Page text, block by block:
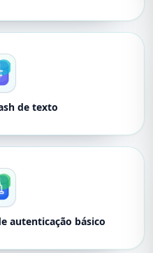
de texto
autenticação básico